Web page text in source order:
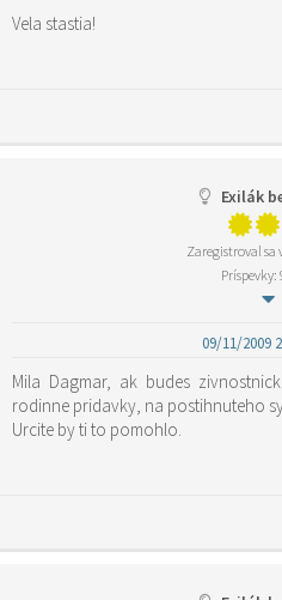
Vela stastia!
Exilák
Zaregistroval sa
Príspevky:
09/11/2009
Mila Dagmar, ak budes
rodinne pridavky, na postihnuteho
Urcite by ti to pomohlo.